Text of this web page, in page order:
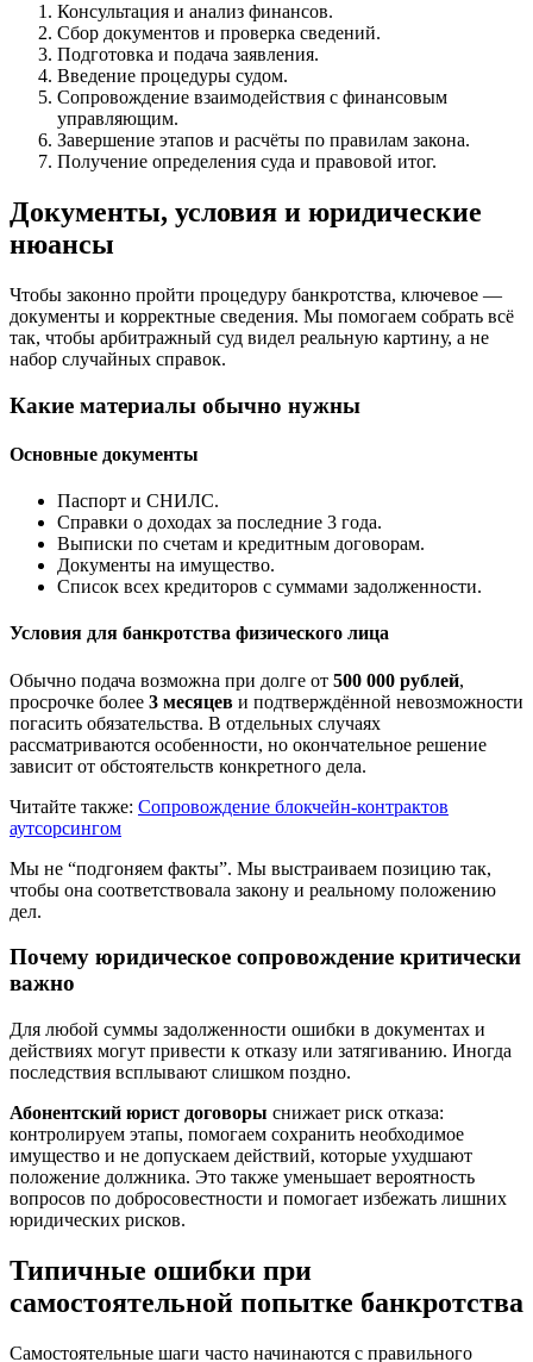
Консультация и анализ финансов.
Сбор документов и проверка сведений.
Подготовка и подача заявления.
Введение процедуры судом.
Сопровождение взаимодействия с финансовым
управляющим.
Завершение этапов и расчёты по правилам закона.
Получение определения суда и правовой итог.
Документы, условия и юридические
нюансы
Чтобы законно пройти процедуру банкротства, ключевое —
документы и корректные сведения. Мы помогаем собрать всё
так, чтобы арбитражный суд видел реальную картину, а не
набор случайных справок.
Какие материалы обычно нужны
Основные документы
Паспорт и СНИЛС.
Справки о доходах за последние 3 года.
Выписки по счетам и кредитным договорам.
Документы на имущество.
Список всех кредиторов с суммами задолженности.
Условия для банкротства физического лица
Обычно подача возможна при долге от 500 000 рублей,
просрочке более 3 месяцев и подтверждённой невозможности
погасить обязательства. В отдельных случаях
рассматриваются особенности, но окончательное решение
зависит от обстоятельств конкретного дела.
Читайте также: Сопровождение блокчейн-контрактов
аутсорсингом
Мы не “подгоняем факты”. Мы выстраиваем позицию так,
чтобы она соответствовала закону и реальному положению
дел.
Почему юридическое сопровождение критически
важно
Для любой суммы задолженности ошибки в документах и
действиях могут привести к отказу или затягиванию. Иногда
последствия всплывают слишком поздно.
Абонентский юрист договоры снижает риск отказа:
контролируем этапы, помогаем сохранить необходимое
имущество и не допускаем действий, которые ухудшают
положение должника. Это также уменьшает вероятность
вопросов по добросовестности и помогает избежать лишних
юридических рисков.
Типичные ошибки при
самостоятельной попытке банкротства
Самостоятельные шаги часто начинаются с правильного